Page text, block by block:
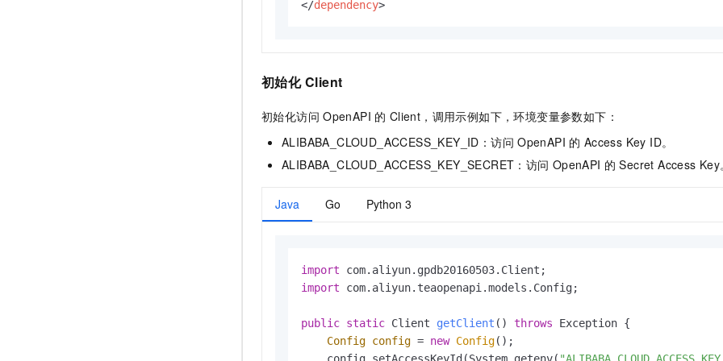
</dependency>
初始化 Client
初始化访问 OpenAPI 的 Client，调用示例如下，环境变量参数如下：
ALIBABA_CLOUD_ACCESS_KEY_ID：访问 OpenAPI 的 Access Key ID。
ALIBABA_CLOUD_ACCESS_KEY_SECRET：访问 OpenAPI 的 Secret Access Key。
Java Go Python 3
import
import com.aliyun.teaopenapi.models.Config;
public static Client getClient () throws Exception {
Config config = new Config();